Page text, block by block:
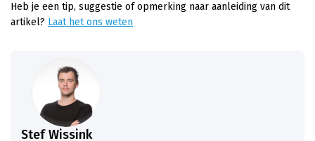
Heb je een tip, suggestie of opmerking naar aanleiding van dit
artikel? Laat het ons weten
Stef Wissink